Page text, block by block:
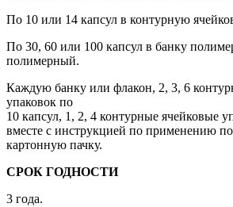
По 10 или 14 капсул в контурную
По 30, 60 или 100 капсул в банку
полимерный.
Каждую банку или флакон, 2, 3, 6
упаковок по
10 капсул, 1, 2, 4 контурные ячейковые
вместе с инструкцией по применению
картонную пачку.
СРОК ГОДНОСТИ
3 года.